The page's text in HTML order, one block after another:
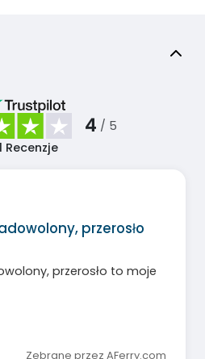
4 / 5
Recenzje
przerosło
przerosło to moje
Zebrane przez AFerry.com